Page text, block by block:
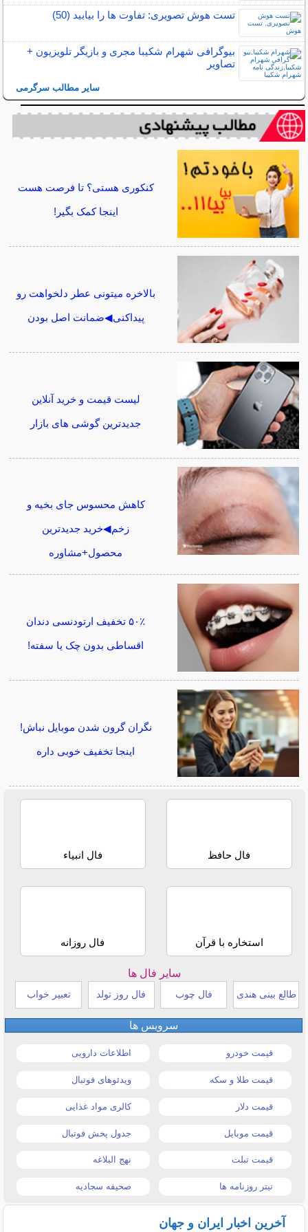
تست هوش تصویری: تفاوت ها را بیابید (50)
بیوگرافی شهرام شکیبا مجری و بازیگر تلویزیون +
تصاویر
سایر مطالب سرگرمی
کنکوری هستی؟ تا فرصت هست
اینجا کمک بگیر!
بالاخره میتونی عطر دلخواهت رو
پیداکنی◀ضمانت اصل بودن
لیست قیمت و خرید آنلاین
جدیدترین گوشی های بازار
کاهش محسوس جای بخیه و
زخم◀خرید جدیدترین
محصول+مشاوره
۵۰٪ تخفیف ارتودنسی دندان
اقساطی بدون چک یا سفته!
نگران گرون شدن موبایل نباش!
اینجا تخفیف خوبی داره
فال حافظ فال انبیاء
استخاره با قرآن فال روزانه
سایر فال ها
طالع بینی هندی فال چوب فال روز تولد تعبیر خواب
سرویس ها
قیمت خودرو اطلاعات دارویی
قیمت طلا و سکه ویدئوهای فوتبال
قیمت دلار کالری مواد غذایی
قیمت موبایل جدول پخش فوتبال
قیمت تبلت نهج البلاغه
تیتر روزنامه ها صحیفه سجادیه
آخرین اخبار ایران و جهان